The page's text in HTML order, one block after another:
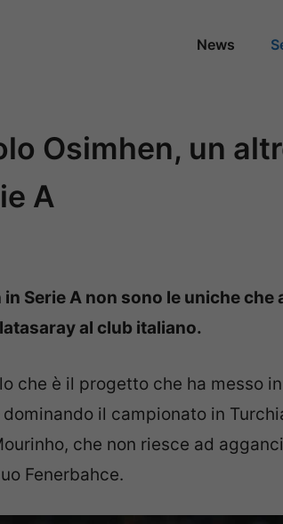
News
Osimhen, un
A
Serie A non sono le uniche che
al club italiano.
che è il progetto che ha messo
il campionato in
che non riesce ad
Fenerbahce.